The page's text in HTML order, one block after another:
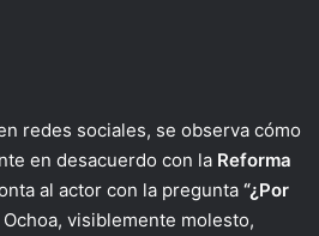
redes sociales, se observa cómo
en desacuerdo con la Reforma
al actor con la pregunta “¿Por
Ochoa, visiblemente molesto,